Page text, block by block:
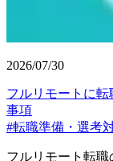
2026/07/30
フルリモートに
事項
#転職準備・選考
フルリモート転